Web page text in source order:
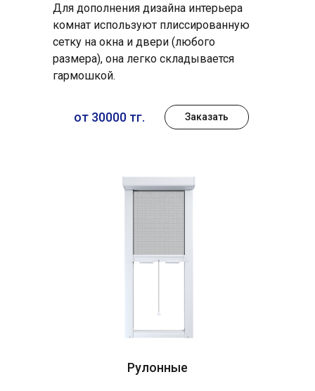
Для дополнения дизайна интерьера
комнат используют плиссированную
сетку на окна и двери (любого
размера), она легко складывается
гармошкой.
от 30000 тг. Заказать
Рулонные